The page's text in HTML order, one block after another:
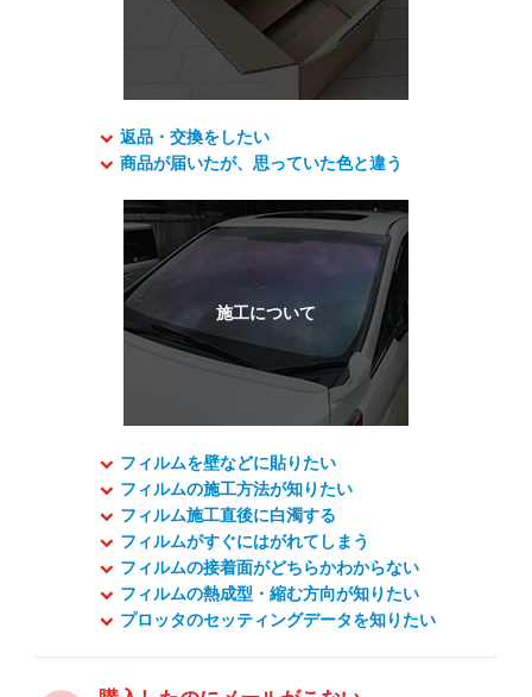
返品・交換をしたい
商品が届いたが、思っていた色と違う
フィルムを壁などに貼りたい
フィルムの施工方法が知りたい
フィルム施工直後に白濁する
フィルムがすぐにはがれてしまう
フィルムの接着面がどちらかわからない
フィルムの熱成型・縮む方向が知りたい
プロッタのセッティングデータを知りたい